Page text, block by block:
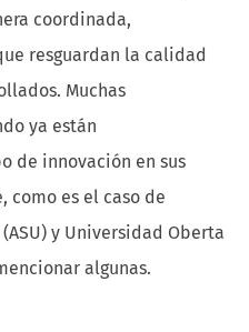
coordinada,
resguardan la calidad
Muchas
ya están
de innovación en sus
como es el caso de
y Universidad Oberta
algunas.